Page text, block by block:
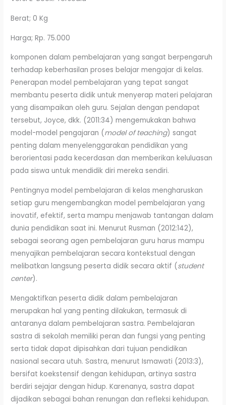
Berat; 0 Kg
Harga; Rp. 75.000
komponen dalam pembelajaran yang sangat berpengaruh
terhadap keberhasilan proses belajar mengajar di kelas.
Penerapan model pembelajaran yang tepat sangat
membantu peserta didik untuk menyerap materi pelajaran
yang disampaikan oleh guru. Sejalan dengan pendapat
tersebut, Joyce, dkk. (2011:34) mengemukakan bahwa
model-model pengajaran (model of teaching) sangat
penting dalam menyelenggarakan pendidikan yang
berorientasi pada kecerdasan dan memberikan keluluasan
pada siswa untuk mendidik diri mereka sendiri.
Pentingnya model pembelajaran di kelas mengharuskan
setiap guru mengembangkan model pembelajaran yang
inovatif, efektif, serta mampu menjawab tantangan dalam
dunia pendidikan saat ini. Menurut Rusman (2012:142),
sebagai seorang agen pembelajaran guru harus mampu
menyajikan pembelajaran secara kontekstual dengan
melibatkan langsung peserta didik secara aktif (student
center).
Mengaktifkan peserta didik dalam pembelajaran
merupakan hal yang penting dilakukan, termasuk di
antaranya dalam pembelajaran sastra. Pembelajaran
sastra di sekolah memiliki peran dan fungsi yang penting
serta tidak dapat dipisahkan dari tujuan pendidikan
nasional secara utuh. Sastra, menurut Ismawati (2013:3),
bersifat koekstensif dengan kehidupan, artinya sastra
berdiri sejajar dengan hidup. Karenanya, sastra dapat
dijadikan sebagai bahan renungan dan refleksi kehidupan.